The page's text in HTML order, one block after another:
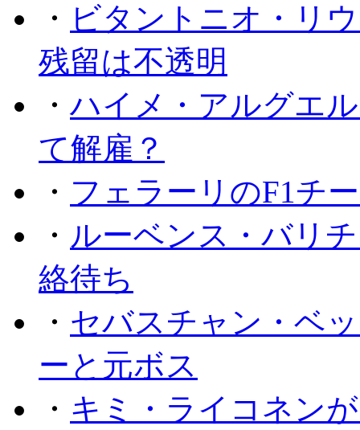
・ ビタントニオ・リ
残留は不透明
・ハイメ・アルグエ
て解雇？
・ フェラーリのF1チ
・ ルーベンス・バリ
絡待ち
・ セバスチャン・ベ
ーと元ボス
・ キミ・ライコネン